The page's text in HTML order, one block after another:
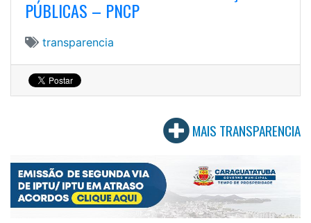
PÚBLICAS – PNCP
transparencia
MAIS TRANSPARENCIA